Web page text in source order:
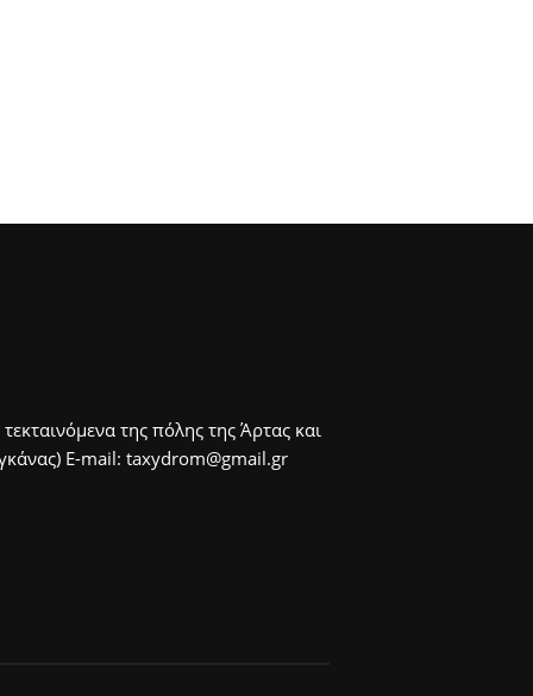
της πόλης της Άρτας και
E-mail: taxydrom@gmail.gr